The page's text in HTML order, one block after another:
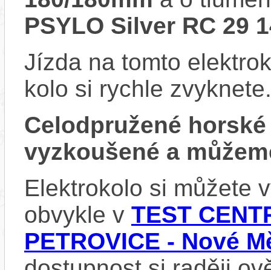
PSYLO Silver RC 29
Jízda na tomto
kolo si rychle zvyknete.
Celodpružené
vyzkoušené a
Elektrokolo si můžete
obvykle v TEST
PETROVICE - Nové